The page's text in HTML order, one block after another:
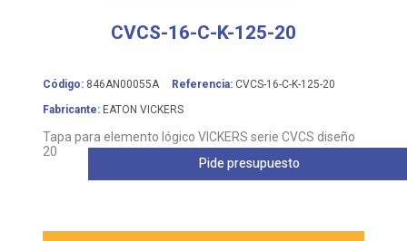
CVCS-16-C-K-125-20
Código: 846AN00055A Referencia: CVCS-16-C-K-125-20
Fabricante: EATON VICKERS
Tapa para elemento lógico VICKERS serie CVCS diseño
20
Pide presupuesto